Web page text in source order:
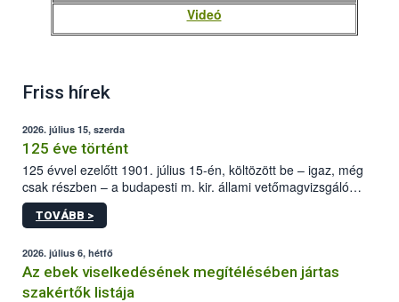
Videó
Friss hírek
2026. július 15, szerda
125 éve történt
125 évvel ezelőtt 1901. július 15-én, költözött be – igaz, még
csak részben – a budapesti m. kir. állami vetőmagvizsgáló
állomás a Kis Rókus utca 15. szám alatti, Czigler Győző által
tervezett új épületébe.
TOVÁBB >
2026. július 6, hétfő
Az ebek viselkedésének megítélésében jártas
szakértők listája